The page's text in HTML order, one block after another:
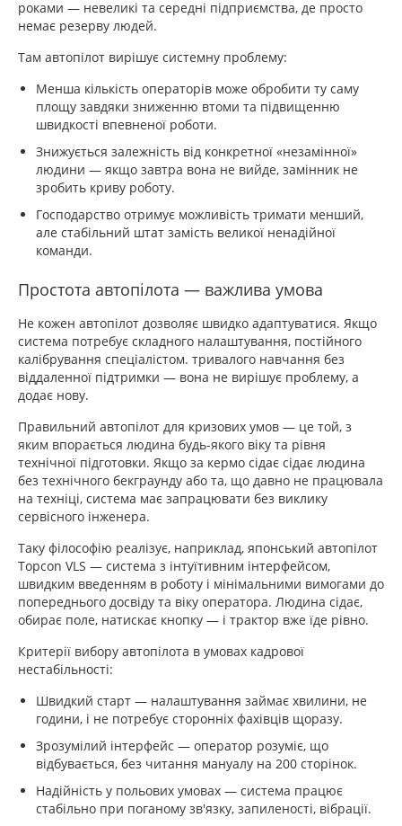
роками — невеликі та середні підприємства, де просто
немає резерву людей.
Там автопілот вирішує системну проблему:
Менша кількість операторів може обробити ту саму
площу завдяки зниженню втоми та підвищенню
швидкості впевненої роботи.
Знижується залежність від конкретної «незамінної»
людини — якщо завтра вона не вийде, замінник не
зробить криву роботу.
Господарство отримує можливість тримати менший,
але стабільний штат замість великої ненадійної
команди.
Простота автопілота — важлива умова
Не кожен автопілот дозволяє швидко адаптуватися. Якщо
система потребує складного налаштування, постійного
калібрування спеціалістом. тривалого навчання без
віддаленної підтримки — вона не вирішує проблему, а
додає нову.
Правильний автопілот для кризових умов — це той, з
яким впорається людина будь-якого віку та рівня
технічної підготовки. Якщо за кермо сідає сідає людина
без технічного бекграунду або та, що давно не працювала
на техніці, система має запрацювати без виклику
сервісного інженера.
Таку філософію реалізує, наприклад, японський автопілот
Topcon VLS — система з інтуїтивним інтерфейсом,
швидким введенням в роботу і мінімальними вимогами до
попереднього досвіду та віку оператора. Людина сідає,
обирає поле, натискає кнопку — і трактор вже їде рівно.
Критерії вибору автопілота в умовах кадрової
нестабільності:
Швидкий старт — налаштування займає хвилини, не
години, і не потребує сторонніх фахівців щоразу.
Зрозумілий інтерфейс — оператор розуміє, що
відбувається, без читання мануалу на 200 сторінок.
Надійність у польових умовах — система працює
стабільно при поганому зв'язку, запиленості, вібрації.